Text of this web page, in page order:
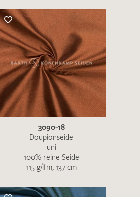
Bitte
.
3090-18
Doupionseide
uni
100% reine Seide
115 g/lfm, 137 cm